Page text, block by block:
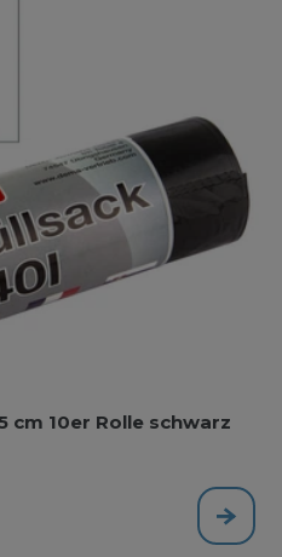
cm 10er Rolle schwarz